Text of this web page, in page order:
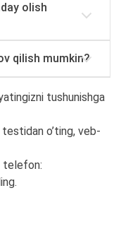
olish
qilish mumkin?
tushunishga
o’ting, veb-
telefon: